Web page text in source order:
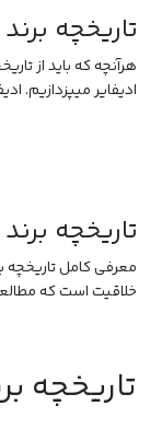
تاریخچه
هرآنچه که باید از
ادیفایر میپزدازیم.
تاریخچه
خلاقیت است که
تاریخچه‌